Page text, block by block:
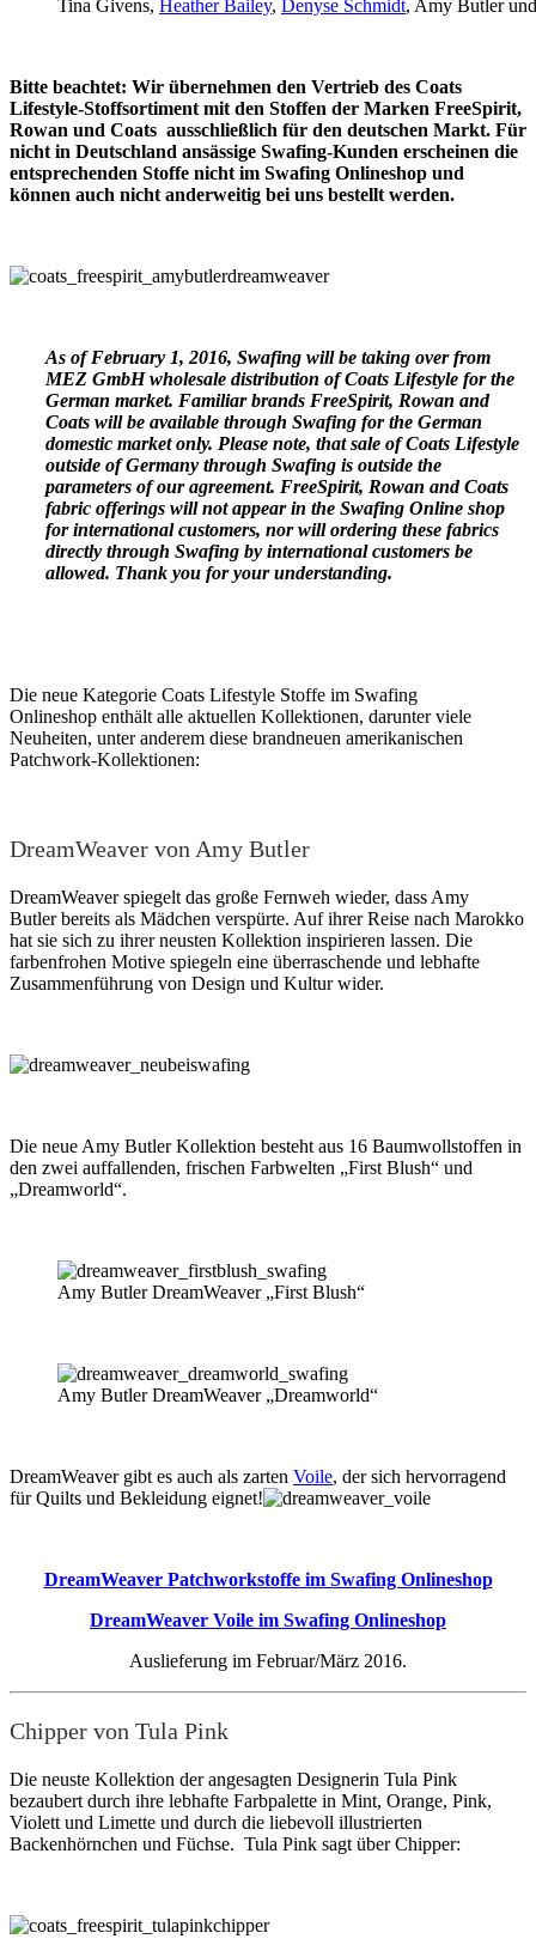
Tina Givens, Heather Bailey, Denyse Schmidt, Amy Butler
Bitte beachtet: Wir übernehmen den Vertrieb des Coats
Lifestyle-Stoffsortiment mit den Stoffen der Marken FreeSpirit,
Rowan und Coats ausschließlich für den deutschen Markt. Für
nicht in Deutschland ansässige Swafing-Kunden erscheinen die
entsprechenden Stoffe nicht im Swafing Onlineshop und
können auch nicht anderweitig bei uns bestellt werden.
As of February 1, 2016, Swafing will be taking over from
MEZ GmbH wholesale distribution of Coats Lifestyle for the
German market. Familiar brands FreeSpirit, Rowan and
Coats will be available through Swafing for the German
domestic market only. Please note, that sale of Coats Lifestyle
outside of Germany through Swafing is outside the
parameters of our agreement. FreeSpirit, Rowan and Coats
fabric offerings will not appear in the Swafing Online shop
for international customers, nor will ordering these fabrics
directly through Swafing by international customers be
allowed. Thank you for your understanding.
Die neue Kategorie Coats Lifestyle Stoffe im Swafing
Onlineshop enthält alle aktuellen Kollektionen, darunter viele
Neuheiten, unter anderem diese brandneuen amerikanischen
Patchwork-Kollektionen:
DreamWeaver von Amy Butler
DreamWeaver spiegelt das große Fernweh wieder, dass Amy
Butler bereits als Mädchen verspürte. Auf ihrer Reise nach Marokko
hat sie sich zu ihrer neusten Kollektion inspirieren lassen. Die
farbenfrohen Motive spiegeln eine überraschende und lebhafte
Zusammenführung von Design und Kultur wider.
Die neue Amy Butler Kollektion besteht aus 16 Baumwollstoffen in
den zwei auffallenden, frischen Farbwelten „First Blush“ und
„Dreamworld“.
Amy Butler DreamWeaver „First Blush“
Amy Butler DreamWeaver „Dreamworld“
DreamWeaver gibt es auch als zarten Voile, der sich hervorragend
für Quilts und Bekleidung eignet!
DreamWeaver Patchworkstoffe im Swafing Onlineshop
DreamWeaver Voile im Swafing Onlineshop
Auslieferung im Februar/März 2016.
Chipper von Tula Pink
Die neuste Kollektion der angesagten Designerin Tula Pink
bezaubert durch ihre lebhafte Farbpalette in Mint, Orange, Pink,
Violett und Limette und durch die liebevoll illustrierten
Backenhörnchen und Füchse. Tula Pink sagt über Chipper: